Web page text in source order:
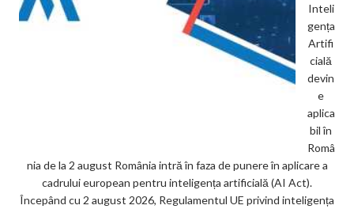
Inteli
gența
Artifi
cială
devin
e
aplica
bil în
Româ
nia de la 2 august România intră în faza de punere în aplicare a
cadrului european pentru inteligența artificială (AI Act).
Începând cu 2 august 2026, Regulamentul UE privind inteligența